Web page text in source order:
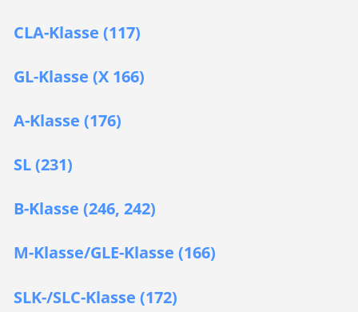
CLA-Klasse (117)
GL-Klasse (X 166)
A-Klasse (176)
SL (231)
B-Klasse (246, 242)
M-Klasse/GLE-Klasse (166)
SLK-/SLC-Klasse (172)